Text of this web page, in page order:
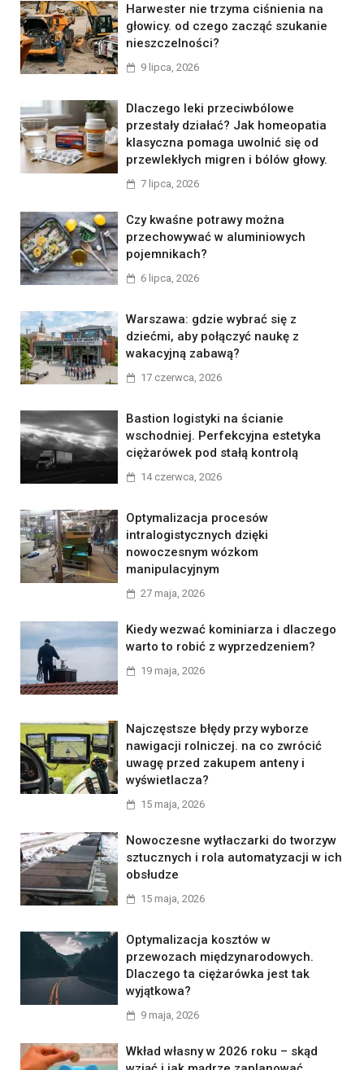
Harwester nie trzyma ciśnienia na
głowicy. od czego zacząć szukanie
nieszczelności?
9 lipca, 2026
Dlaczego leki przeciwbólowe
przestały działać? Jak homeopatia
klasyczna pomaga uwolnić się od
przewlekłych migren i bólów głowy.
7 lipca, 2026
Czy kwaśne potrawy można
przechowywać w aluminiowych
pojemnikach?
6 lipca, 2026
Warszawa: gdzie wybrać się z
dziećmi, aby połączyć naukę z
wakacyjną zabawą?
17 czerwca, 2026
Bastion logistyki na ścianie
wschodniej. Perfekcyjna estetyka
ciężarówek pod stałą kontrolą
14 czerwca, 2026
Optymalizacja procesów
intralogistycznych dzięki
nowoczesnym wózkom
manipulacyjnym
27 maja, 2026
Kiedy wezwać kominiarza i dlaczego
warto to robić z wyprzedzeniem?
19 maja, 2026
Najczęstsze błędy przy wyborze
nawigacji rolniczej. na co zwrócić
uwagę przed zakupem anteny i
wyświetlacza?
15 maja, 2026
Nowoczesne wytłaczarki do tworzyw
sztucznych i rola automatyzacji w ich
obsłudze
15 maja, 2026
Optymalizacja kosztów w
przewozach międzynarodowych.
Dlaczego ta ciężarówka jest tak
wyjątkowa?
9 maja, 2026
Wkład własny w 2026 roku – skąd